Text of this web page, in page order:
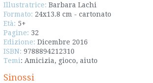
Illustratrice: Barbara Lachi
Formato: 24x13.8 cm - cartonato
Età: 5+
Pagine: 32
Edizione: Dicembre 2016
ISBN: 9788894212310
Temi: Amicizia, gioco, aiuto
Sinossi